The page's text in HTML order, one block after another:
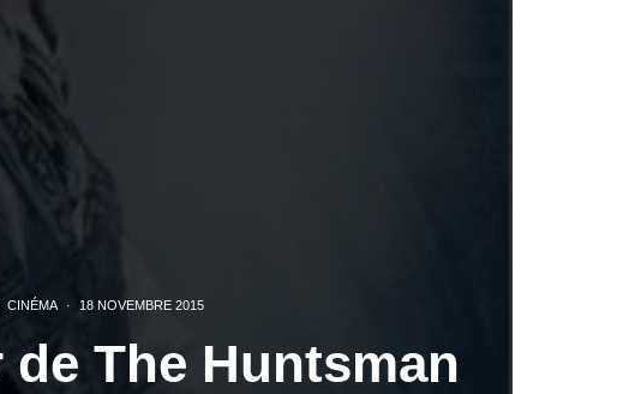
CINÉMA · 18 NOVEMBRE 2015
de The Huntsman